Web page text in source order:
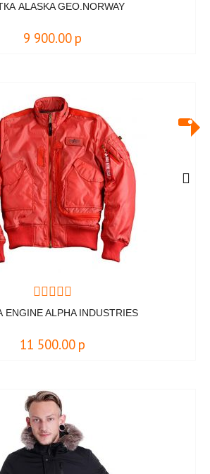
ALASKA GEO.NORWAY
9 900.00 р
ENGINE ALPHA INDUSTRIES
11 500.00 р